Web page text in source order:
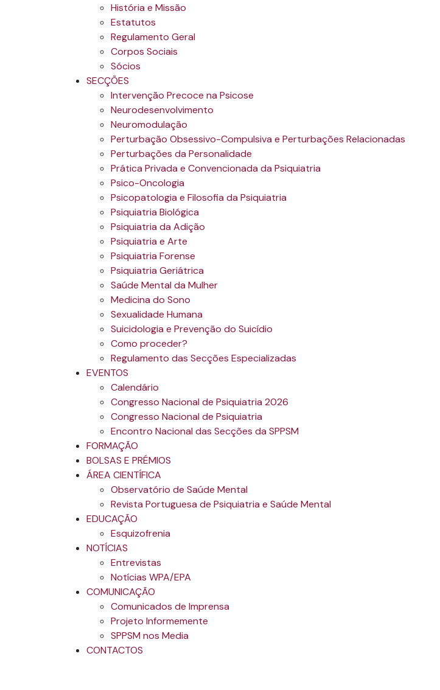
História e Missão
Estatutos
Regulamento Geral
Corpos Sociais
Sócios
SECÇÕES
Intervenção Precoce na Psicose
Neurodesenvolvimento
Neuromodulação
Perturbação Obsessivo-Compulsiva e Perturbações Relacionadas
Perturbações da Personalidade
Prática Privada e Convencionada da Psiquiatria
Psico-Oncologia
Psicopatologia e Filosofia da Psiquiatria
Psiquiatria Biológica
Psiquiatria da Adição
Psiquiatria e Arte
Psiquiatria Forense
Psiquiatria Geriátrica
Saúde Mental da Mulher
Medicina do Sono
Sexualidade Humana
Suicidologia e Prevenção do Suicídio
Como proceder?
Regulamento das Secções Especializadas
EVENTOS
Calendário
Congresso Nacional de Psiquiatria 2026
Congresso Nacional de Psiquiatria
Encontro Nacional das Secções da SPPSM
FORMAÇÃO
BOLSAS E PRÉMIOS
ÁREA CIENTÍFICA
Observatório de Saúde Mental
Revista Portuguesa de Psiquiatria e Saúde Mental
EDUCAÇÃO
Esquizofrenia
NOTÍCIAS
Entrevistas
Notícias WPA/EPA
COMUNICAÇÃO
Comunicados de Imprensa
Projeto Informemente
SPPSM nos Media
CONTACTOS